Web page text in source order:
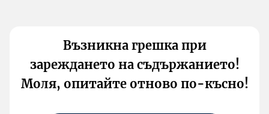
Възникна грешка при
зареждането на съдържанието!
Моля, опитайте отново по-късно!